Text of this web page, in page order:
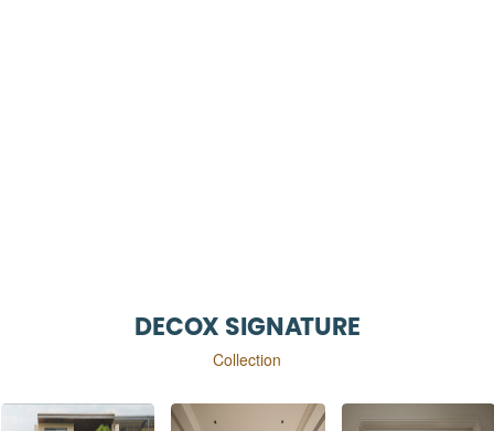
DECOX SIGNATURE
Collection